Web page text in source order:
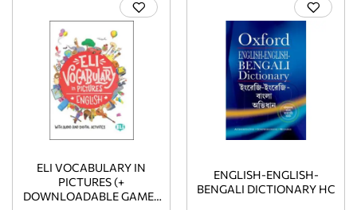
ELI VOCABULARY IN
PICTURES (+
DOWNLOADABLE GAMES
ENGLISH-ENGLISH-
BENGALI DICTIONARY HC